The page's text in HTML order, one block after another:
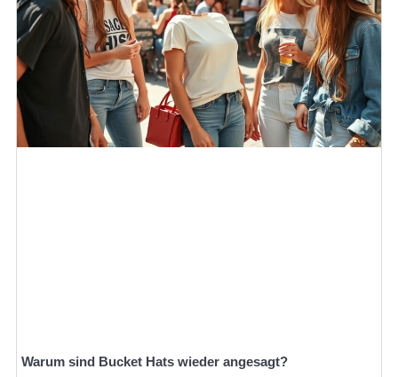
Warum sind Bucket Hats wieder angesagt?